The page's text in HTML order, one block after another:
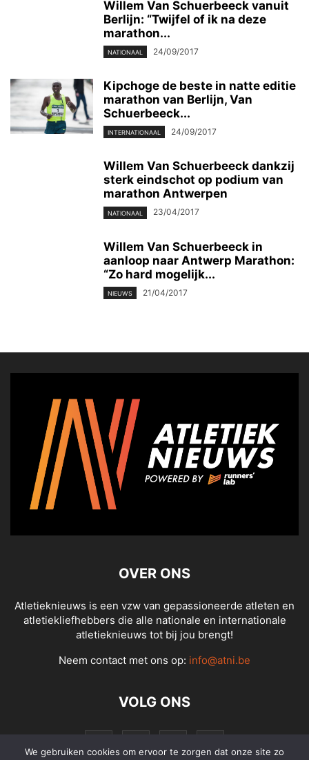
Willem Van Schuerbeeck vanuit
Berlijn: “Twijfel of ik na deze
marathon...
NATIONAAL 24/09/2017
Kipchoge de beste in natte editie
marathon van Berlijn, Van
Schuerbeeck...
INTERNATIONAAL 24/09/2017
Willem Van Schuerbeeck dankzij
sterk eindschot op podium van
marathon Antwerpen
NATIONAAL 23/04/2017
Willem Van Schuerbeeck in
aanloop naar Antwerp Marathon:
“Zo hard mogelijk...
NIEUWS 21/04/2017
OVER ONS
Atletieknieuws is een vzw van gepassioneerde atleten en
atletiekliefhebbers die alle nationale en internationale
atletieknieuws tot bij jou brengt!
Neem contact met ons op: info@atni.be
VOLG ONS
We gebruiken cookies om ervoor te zorgen dat onze site zo